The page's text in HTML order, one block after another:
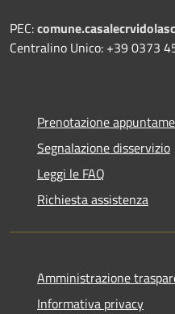
PEC:
Centralino Unico: +39 0373
Prenotazione
Segnalazione disservizio
Leggi le FAQ
Richiesta assistenza
Amministrazione
Informativa privacy